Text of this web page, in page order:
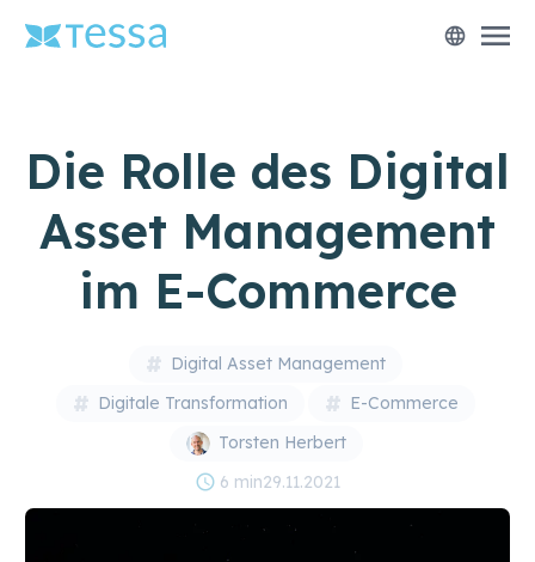
language menu
Die Rolle des Digital
Asset Management
im E-Commerce
Digital Asset Management
Digitale Transformation
E-Commerce
Torsten Herbert
schedule 6 min29.11.2021